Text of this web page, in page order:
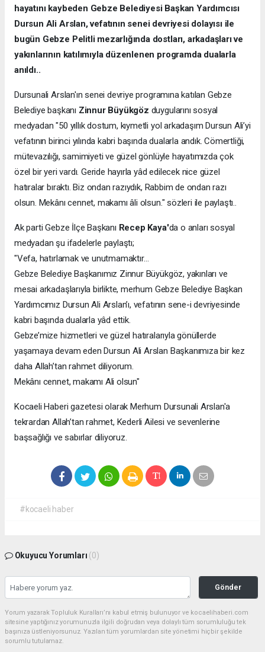
hayatını kaybeden Gebze Belediyesi Başkan Yardımcısı
Dursun Ali Arslan, vefatının senei devriyesi dolayısı ile
bugün Gebze Pelitli mezarlığında dostları, arkadaşları ve
yakınlarının katılımıyla düzenlenen programda dualarla
anıldı..
Dursunali Arslan'ın senei devriye programına katılan Gebze
Belediye başkanı Zinnur Büyükgöz duygularını sosyal
medyadan "50 yıllık dostum, kıymetli yol arkadaşım Dursun Ali’yi
vefatının birinci yılında kabri başında dualarla andık. Cömertliği,
mütevazılığı, samimiyeti ve güzel gönlüyle hayatımızda çok
özel bir yeri vardı. Geride hayırla yâd edilecek nice güzel
hatıralar bıraktı. Biz ondan razıydık, Rabbim de ondan razı
olsun. Mekânı cennet, makamı âli olsun." sözleri ile paylaştı..
Ak parti Gebze İlçe Başkanı Recep Kaya'da o anları sosyal
medyadan şu ifadelerle paylaştı;
"Vefa, hatırlamak ve unutmamaktır…
Gebze Belediye Başkanımız Zinnur Büyükgöz, yakınları ve
mesai arkadaşlarıyla birlikte, merhum Gebze Belediye Başkan
Yardımcımız Dursun Ali Arslan’ı, vefatının sene-i devriyesinde
kabri başında dualarla yâd ettik.
Gebze’mize hizmetleri ve güzel hatıralarıyla gönüllerde
yaşamaya devam eden Dursun Ali Arslan Başkanımıza bir kez
daha Allah’tan rahmet diliyorum.
Mekânı cennet, makamı Ali olsun"
Kocaeli Haberi gazetesi olarak Merhum Dursunali Arslan'a
tekrardan Allah’tan rahmet, Kederli Ailesi ve sevenlerine
başsağlığı ve sabırlar diliyoruz.
#kocaeli haber
Okuyucu Yorumları (0)
Gönder
Yorum yazarak Topluluk Kuralları’nı kabul etmiş bulunuyor ve kocaelihaberi.com
sitesine yaptığınız yorumunuzla ilgili doğrudan veya dolaylı tüm sorumluluğu tek
başınıza üstleniyorsunuz. Yazılan tüm yorumlardan site yönetimi hiçbir şekilde
sorumlu tutulamaz.